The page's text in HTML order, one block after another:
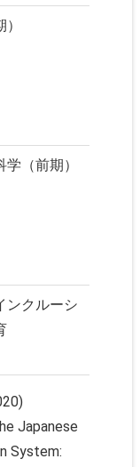
（前期）
ンクルーシ
Japanese
System: